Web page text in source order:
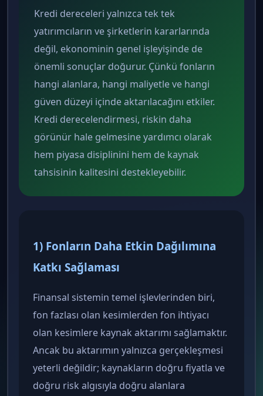
Kredi dereceleri yalnızca tek tek
yatırımcıların ve şirketlerin kararlarında
değil, ekonominin genel işleyişinde de
önemli sonuçlar doğurur. Çünkü fonların
hangi alanlara, hangi maliyetle ve hangi
güven düzeyi içinde aktarılacağını etkiler.
Kredi derecelendirmesi, riskin daha
görünür hale gelmesine yardımcı olarak
hem piyasa disiplinini hem de kaynak
tahsisinin kalitesini destekleyebilir.
1) Fonların Daha Etkin Dağılımına
Katkı Sağlaması
Finansal sistemin temel işlevlerinden biri,
fon fazlası olan kesimlerden fon ihtiyacı
olan kesimlere kaynak aktarımı sağlamaktır.
Ancak bu aktarımın yalnızca gerçekleşmesi
yeterli değildir; kaynakların doğru fiyatla ve
doğru risk algısıyla doğru alanlara